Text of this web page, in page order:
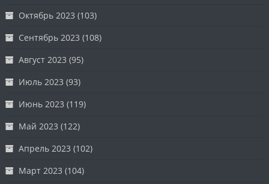
Октябрь 2023 (103)
Сентябрь 2023 (108)
Август 2023 (95)
Июль 2023 (93)
Июнь 2023 (119)
Май 2023 (122)
Апрель 2023 (102)
Март 2023 (104)